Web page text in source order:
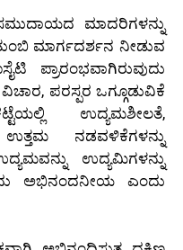
ಮಾದರಿಗಳನ್ನು
ಮಾರ್ಗದರ್ಶನ ನೀಡುವ
ಪ್ರಾರಂಭವಾಗಿರುವುದು
ಪರಸ್ಪರ ಒಗ್ಗೂಡುವಿಕೆ
ಉದ್ಯಮಶೀಲತೆ,
ನಡವಳಿಕೆಗಳನ್ನು
ಉದ್ಯಮಿಗಳನ್ನು
ಅಭಿನಂದನೀಯ ಎಂದು